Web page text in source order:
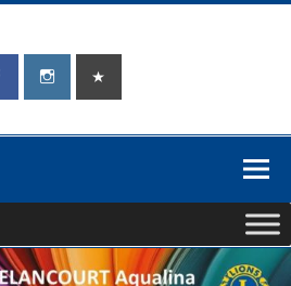
LIONS CLUB
ÉLANCOURT